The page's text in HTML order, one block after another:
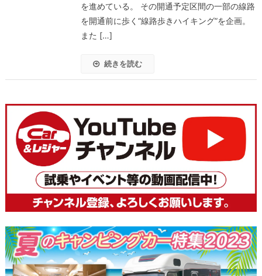
を進めている。 その開通予定区間の一部の線路
を開通前に歩く“線路歩きハイキング”を企画。
また […]
続きを読む